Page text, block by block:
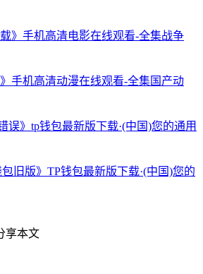
》手机高清电影在线观看-全集战争
手机高清动漫在线观看-全集国产动
误》tp钱包最新版下载·(中国)您的通用
包旧版》TP钱包最新版下载·(中国)您的
享本文